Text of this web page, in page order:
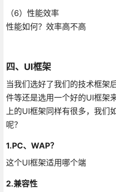
（6）性能效率
性能如何？效率高不高
四、UI框架
当我们选好了我们的技术框架
件等还是选用一个好的UI框架
上的UI框架同样有很多，我们
呢？
1.PC、WAP？
这个UI框架适用哪个端
2.兼容性